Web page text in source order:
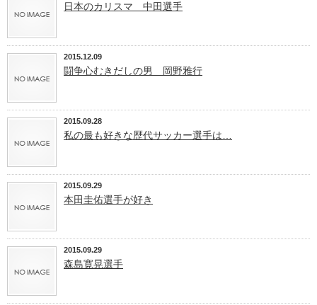
日本のカリスマ 中田選手
2015.12.09
闘争心むきだしの男 岡野雅行
2015.09.28
私の最も好きな歴代サッカー選手は…
2015.09.29
本田圭佑選手が好き
2015.09.29
森島寛晃選手